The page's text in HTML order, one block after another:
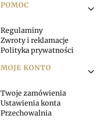
POMOC
Regulaminy
Zwroty i reklamacje
Polityka prywatności
MOJE KONTO
Twoje zamówienia
Ustawienia konta
Przechowalnia